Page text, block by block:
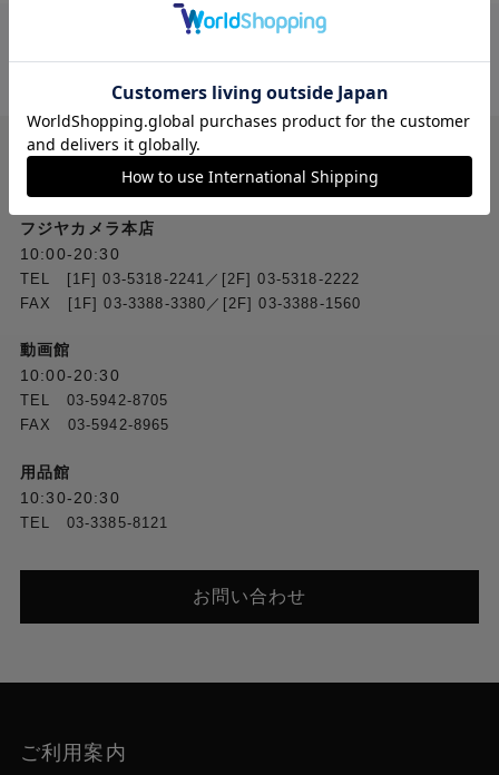
ご注文合計２万円（税込）以上 から 送料無料
お問い合わせ
フジヤカメラ本店
10:00-20:30
TEL [1F] 03-5318-2241／[2F] 03-5318-2222
FAX [1F] 03-3388-3380／[2F] 03-3388-1560
動画館
10:00-20:30
TEL 03-5942-8705
FAX 03-5942-8965
用品館
10:30-20:30
TEL 03-3385-8121
お問い合わせ
ご利用案内